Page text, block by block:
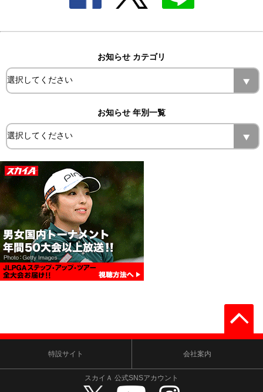
お知らせ カテゴリ
お知らせ 年別一覧
特設サイト 会社案内
スカイＡ 公式SNSアカウント